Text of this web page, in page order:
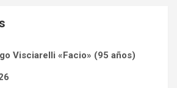
Visciarelli «Facio» (95 años)